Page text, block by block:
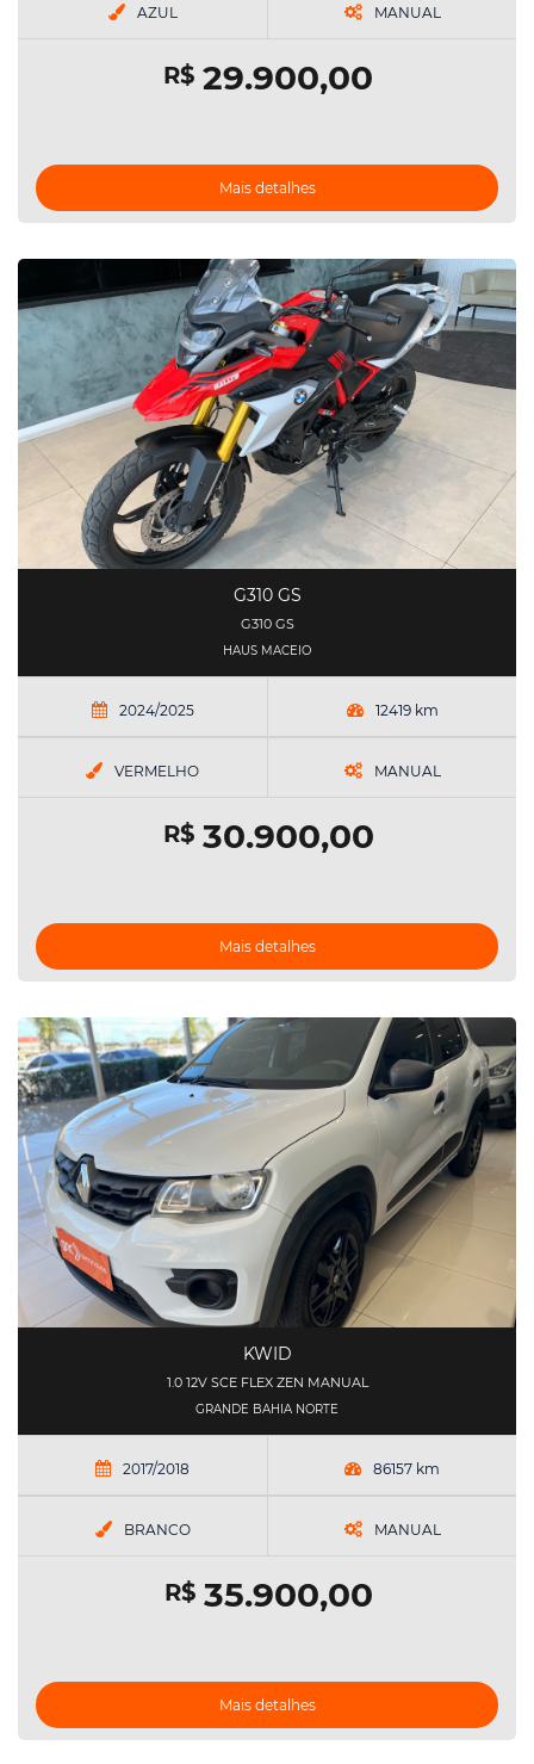
AZUL MANUAL
R$29.900,00
Mais detalhes
G310 GS
G310 GS
HAUS MACEIO
2024/2025 12419 km
VERMELHO MANUAL
R$30.900,00
Mais detalhes
KWID
1.0 12V SCE FLEX ZEN MANUAL
GRANDE BAHIA NORTE
2017/2018 86157 km
BRANCO MANUAL
R$35.900,00
Mais detalhes